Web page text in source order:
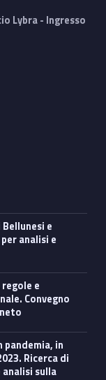
Lybra - Ingresso
analisi e
Convegno
Ricerca di
sulla